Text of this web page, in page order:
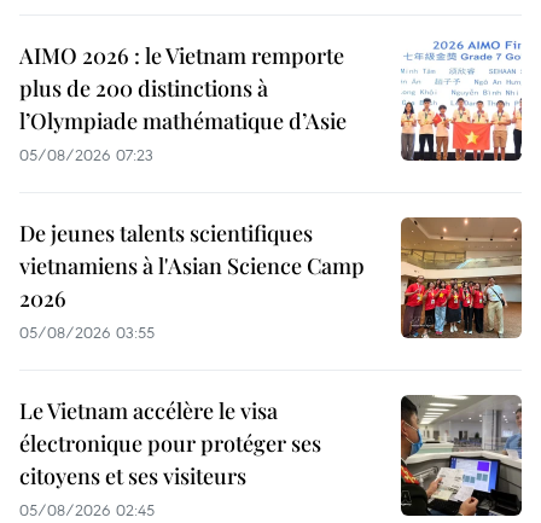
AIMO 2026 : le Vietnam remporte
plus de 200 distinctions à
l’Olympiade mathématique d’Asie
05/08/2026 07:23
De jeunes talents scientifiques
vietnamiens à l'Asian Science Camp
2026
05/08/2026 03:55
Le Vietnam accélère le visa
électronique pour protéger ses
citoyens et ses visiteurs
05/08/2026 02:45